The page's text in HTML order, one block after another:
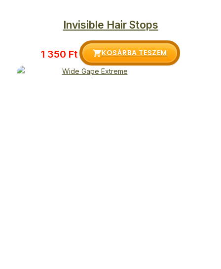
Invisible Hair Stops
1 350 Ft KOSÁRBA TESZEM